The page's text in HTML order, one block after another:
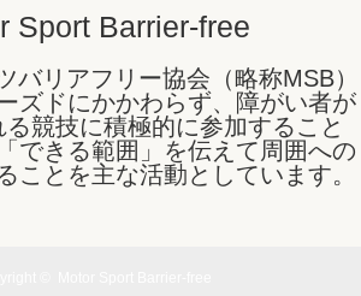
Sport Barrier-free
バリアフリー協会（略称MSB）
ズドにかかわらず、障がい者が
競技に積極的に参加すること
できる範囲」を伝えて周囲への
ことを主な活動としています。